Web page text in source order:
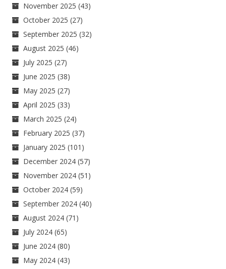
November 2025 (43)
October 2025 (27)
September 2025 (32)
August 2025 (46)
July 2025 (27)
June 2025 (38)
May 2025 (27)
April 2025 (33)
March 2025 (24)
February 2025 (37)
January 2025 (101)
December 2024 (57)
November 2024 (51)
October 2024 (59)
September 2024 (40)
August 2024 (71)
July 2024 (65)
June 2024 (80)
May 2024 (43)